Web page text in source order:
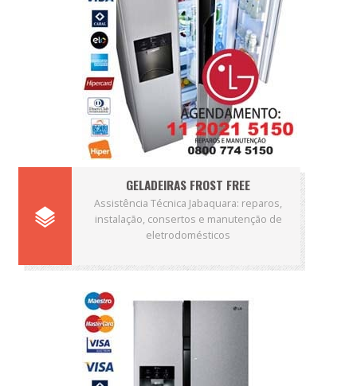
GELADEIRAS FROST FREE
Assistência Técnica Jabaquara: reparos,
instalação, consertos e manutenção de
eletrodomésticos